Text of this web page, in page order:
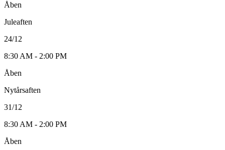
Åben
Juleaften
24/12
8:30 AM - 2:00 PM
Åben
Nytårsaften
31/12
8:30 AM - 2:00 PM
Åben